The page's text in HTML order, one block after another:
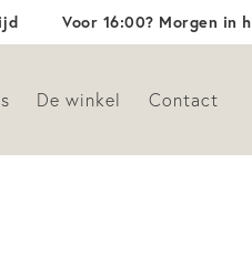
Voor 16:00? Morgen in
De winkel Contact